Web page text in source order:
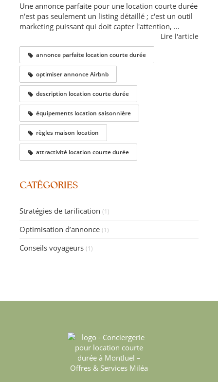
Une annonce parfaite pour une location courte durée
n'est pas seulement un listing détaillé ; c'est un outil
marketing puissant qui doit capter l'attention, ...
Lire l'article
annonce parfaite location courte durée
optimiser annonce Airbnb
description location courte durée
équipements location saisonnière
règles maison location
attractivité location courte durée
CATÉGORIES
Stratégies de tarification (1)
Optimisation d’annonce (1)
Conseils voyageurs (1)